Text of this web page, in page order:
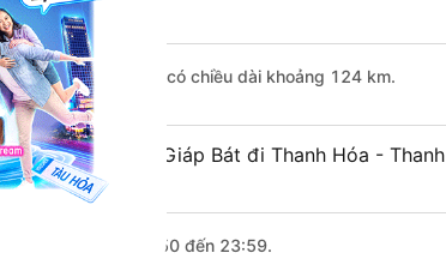
từ Bến xe Giáp Bát có chiều dài khoảng 124 km.
khách Bến xe Giáp Bát đi Thanh Hóa - Thanh
xe bắt đầu từ 0:50 đến 23:59.